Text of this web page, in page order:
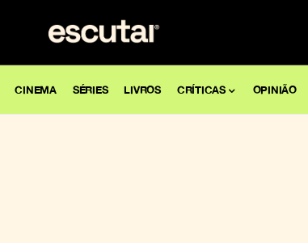
CINEMA SÉRIES LIVROS CRÍTICAS OPINIÃO